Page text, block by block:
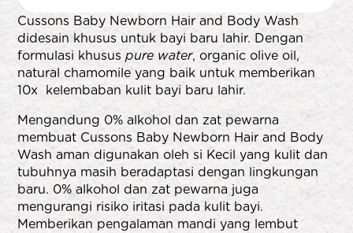
Cussons Baby Newborn Hair and Body Wash
didesain khusus untuk bayi baru lahir. Dengan
formulasi khususpure water, organic olive oil,
natural chamomile yang baik untuk memberikan
10x kelembaban kulit bayi baru lahir.
Mengandung 0% alkohol dan zat pewarna
membuat Cussons Baby Newborn Hair and Body
Wash aman digunakan oleh si Kecil yang kulit dan
tubuhnya masih beradaptasi dengan lingkungan
baru. 0% alkohol dan zat pewarna juga
mengurangi risiko iritasi pada kulit bayi.
Memberikan pengalaman mandi yang lembut